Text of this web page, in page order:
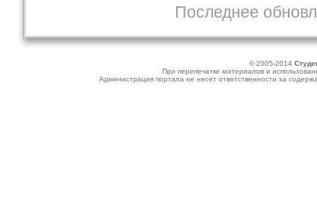
Последнее
© 2005-2014
При перепечатке материалов и
Администрация портала не несет ответственности за